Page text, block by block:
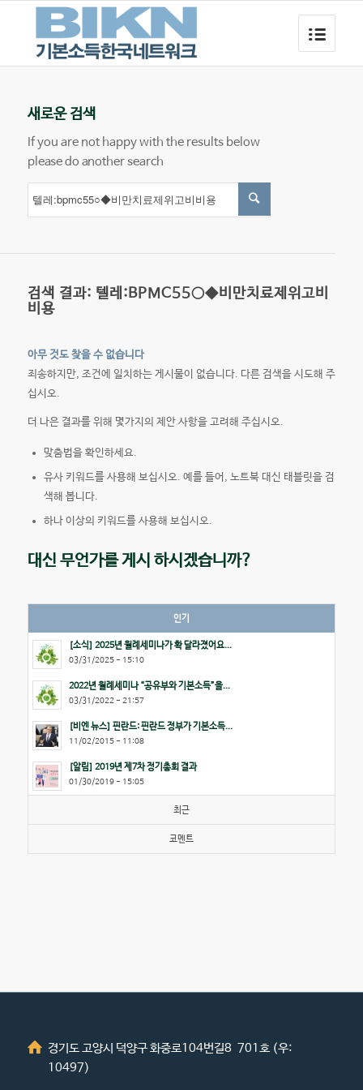
새로운 검색
If you are not happy with the results below
please do another search
검색 결과: 텔레:BPMC55○◆비만치료제위고비
비용
아무 것도 찾을 수 없습니다
죄송하지만, 조건에 일치하는 게시물이 없습니다. 다른 검색을 시도해 주
십시오.
더 나은 결과를 위해 몇가지의 제안 사항을 고려해 주십시오.
맞춤법을 확인하세요.
유사 키워드를 사용해 보십시오. 예를 들어, 노트북 대신 태블릿을 검
색해 봅니다.
하나 이상의 키워드를 사용해 보십시오.
대신 무언가를 게시 하시겠습니까?
인기
[소식] 2025년 월례세미나가 확 달라졌어요...
03/31/2025 - 15:10
2022년 월례세미나 “공유부와 기본소득”을...
03/31/2022 - 21:57
[비엔 뉴스] 핀란드: 핀란드 정부가 기본소득...
11/02/2015 - 11:08
[알림] 2019년 제7차 정기총회 결과
01/30/2019 - 15:05
최근
코멘트
경기도 고양시 덕양구 화중로104번길8 701호 (우:
10497)